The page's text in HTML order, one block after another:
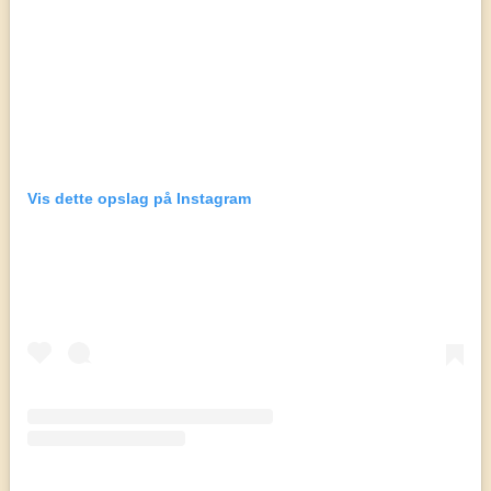
Vis dette opslag på Instagram